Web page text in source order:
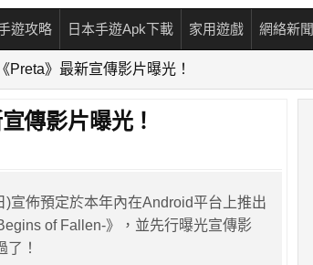
遊攻略 日本手遊Apk下載 家用遊戲 網絡新聞
Preta》最新宣傳影片曝光！
傳影片曝光！
)宣佈預定於本年內在Android平台上推出
of Fallen-》，並先行曝光宣傳影
了！